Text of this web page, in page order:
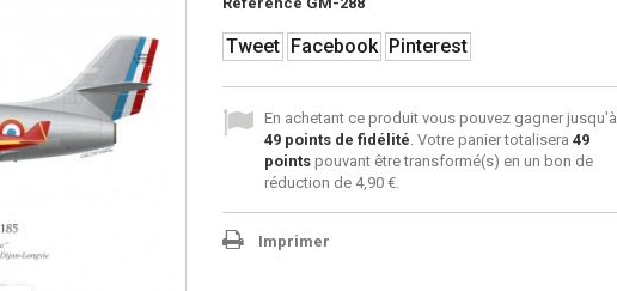
Tweet Facebook Pinterest
En achetant ce produit vous pouvez gagner jusqu'à
49points de fidélité. Votre panier totalisera 49
pointspouvant être transformé(s) en un bon de
réduction de 4,90 €.
Imprimer